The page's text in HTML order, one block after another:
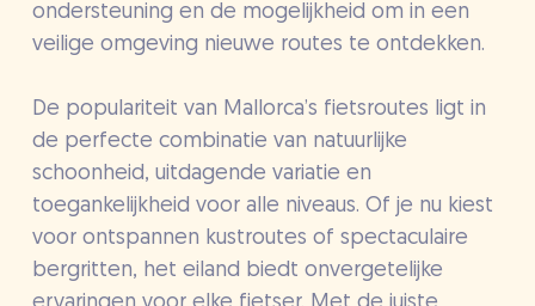
ondersteuning en de mogelijkheid om in een
veilige omgeving nieuwe routes te ontdekken.
De populariteit van Mallorca’s fietsroutes ligt in
de perfecte combinatie van natuurlijke
schoonheid, uitdagende variatie en
toegankelijkheid voor alle niveaus. Of je nu kiest
voor ontspannen kustroutes of spectaculaire
bergritten, het eiland biedt onvergetelijke